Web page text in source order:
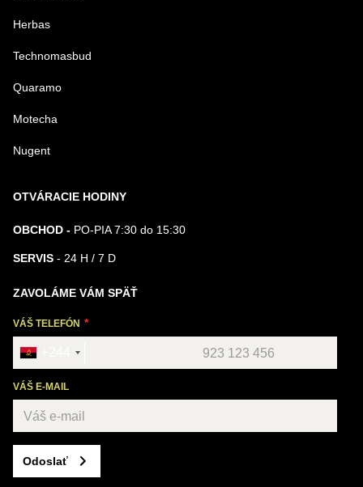
Herbas
Technomasbud
Quaramo
Motecha
Nugent
OTVÁRACIE HODINY
OBCHOD - PO-PIA 7:30 do 15:30
SERVIS - 24 H / 7 D
ZAVOLÁME VÁM SPÄŤ
VÁŠ TELEFÓN
VÁŠ E-MAIL
Odoslať